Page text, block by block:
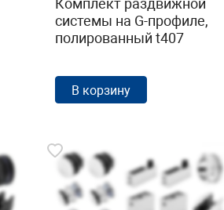
Комплект раздвижной
системы на G-профиле,
полированный t407
В корзину